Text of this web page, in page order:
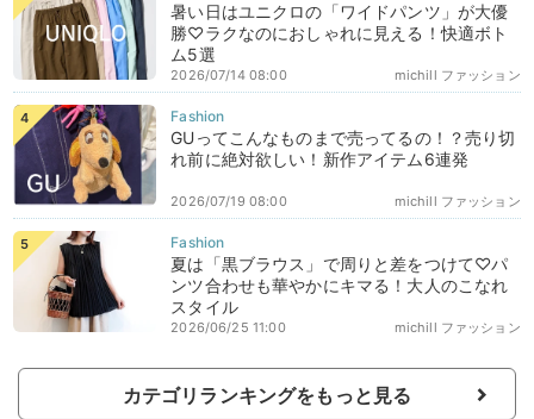
暑い日はユニクロの「ワイドパンツ」が大優
勝♡ラクなのにおしゃれに見える！快適ボト
ム5選
michill ファッション
2026/07/14 08:00
GUってこんなものまで売ってるの！？売り切
れ前に絶対欲しい！新作アイテム6連発
michill ファッション
2026/07/19 08:00
夏は「黒ブラウス」で周りと差をつけて♡パ
ンツ合わせも華やかにキマる！大人のこなれ
スタイル
michill ファッション
2026/06/25 11:00
カテゴリランキングをもっと見る